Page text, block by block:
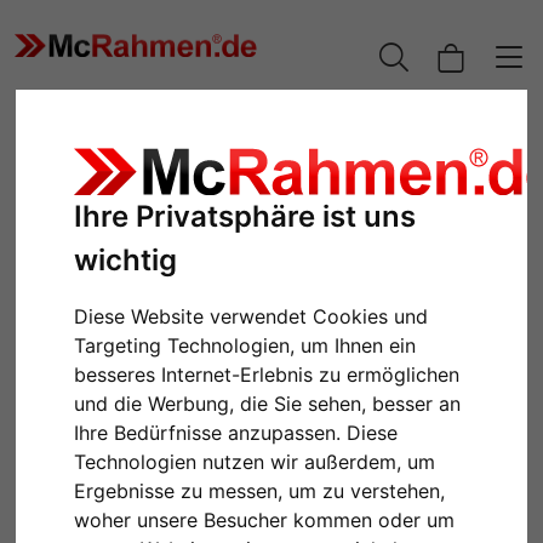
Ihre Privatsphäre ist uns
wichtig
Diese Website verwendet Cookies und
Targeting Technologien, um Ihnen ein
besseres Internet-Erlebnis zu ermöglichen
und die Werbung, die Sie sehen, besser an
Ihre Bedürfnisse anzupassen. Diese
Technologien nutzen wir außerdem, um
Ergebnisse zu messen, um zu verstehen,
woher unsere Besucher kommen oder um
Zurück